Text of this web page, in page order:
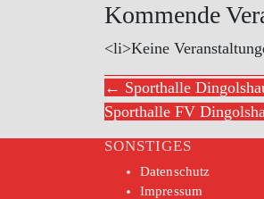
Kommende
<li>Keine
← Sporthalle
Sporthalle FV
SONSTIGES
Datenschutz
Impressum